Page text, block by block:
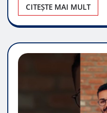
CITEȘTE MAI MULT